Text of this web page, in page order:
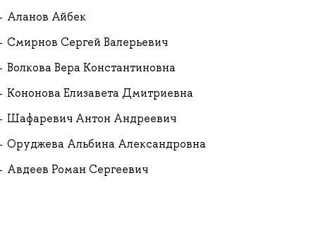
Аланов Айбек
Смирнов Сергей Валерьевич
Волкова Вера Константиновна
Кононова Елизавета Дмитриевна
Шафаревич Антон Андреевич
Оруджева Альбина Александровна
Авдеев Роман Сергеевич